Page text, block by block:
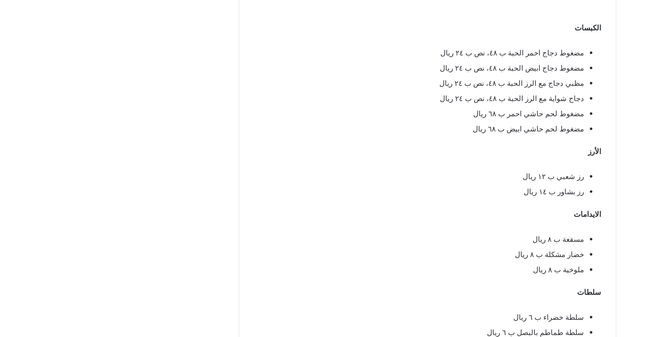
الكبسات
مضغوط دجاج احمر الحبة ب ٤٨، نص ب ٢٤ ريال
مضغوط دجاج ابيض الحبة ب ٤٨، نص ب ٢٤ ريال
مظبي دجاج مع الرز الحبة ب ٤٨، نص ب ٢٤ ريال
دجاج شواية مع الرز الحبة ب ٤٨، نص ب ٢٤ ريال
مضغوط لحم حاشي احمر ب ٦٨ ريال
مضغوط لحم حاشي ابيض ب ٦٨ ريال
الأرز
رز شعبي ب ١٢ ريال
رز بشاور ب ١٤ ريال
الايدامات
مسقعة ب ٨ ريال
خضار مشكلة ب ٨ ريال
ملوخية ب ٨ ريال
سلطات
سلطة خضراء ب ٦ ريال
سلطة طماطم بالبصل ب ٦ ريال